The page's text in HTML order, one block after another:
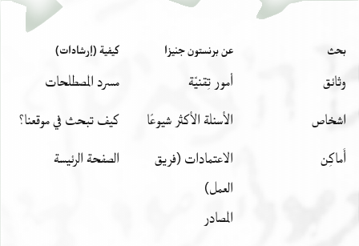
بحث
وثائق
اشخاص
أَماكِن
عن برنستون جنيزا
أمور تِقنيّة
الأسئلة الأكثر شيوعًا
الاعتمادات (فريق
العمل)
المصادر
كيفية (إرشادات)
مسرد المصطلحات
كيف تبحث في موقعنا؟
الصفحة الرئيسة